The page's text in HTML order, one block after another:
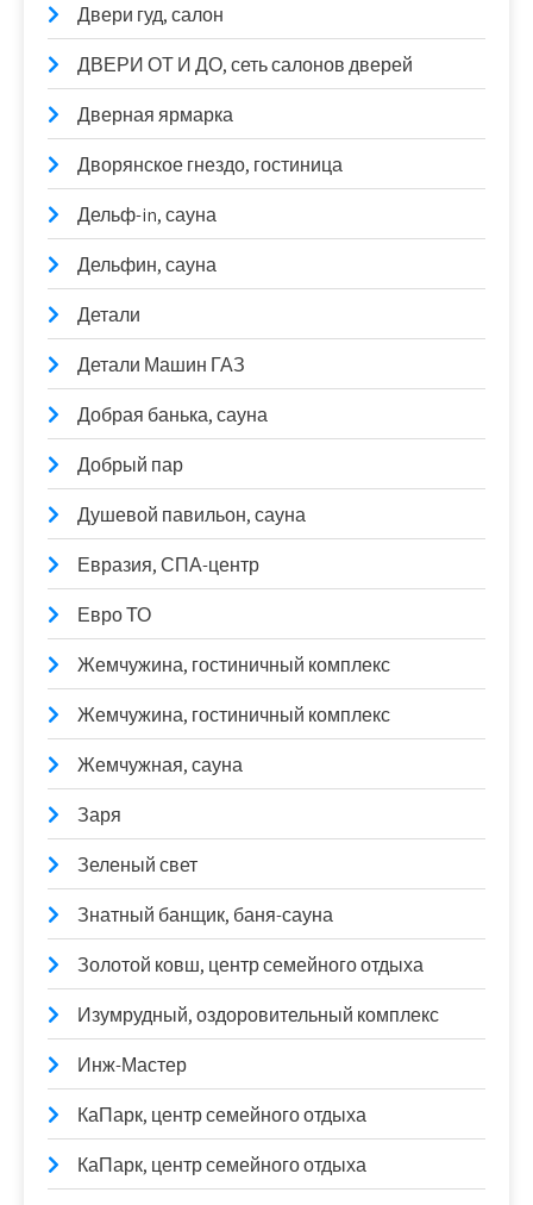
Двери гуд, салон
ДВЕРИ ОТ И ДО, сеть салонов дверей
Дверная ярмарка
Дворянское гнездо, гостиница
Дельф-in, сауна
Дельфин, сауна
Детали
Детали Машин ГАЗ
Добрая банька, сауна
Добрый пар
Душевой павильон, сауна
Евразия, СПА-центр
Евро ТО
Жемчужина, гостиничный комплекс
Жемчужина, гостиничный комплекс
Жемчужная, сауна
Заря
Зеленый свет
Знатный банщик, баня-сауна
Золотой ковш, центр семейного отдыха
Изумрудный, оздоровительный комплекс
Инж-Мастер
КаПарк, центр семейного отдыха
КаПарк, центр семейного отдыха